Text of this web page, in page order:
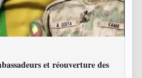
et réouverture des